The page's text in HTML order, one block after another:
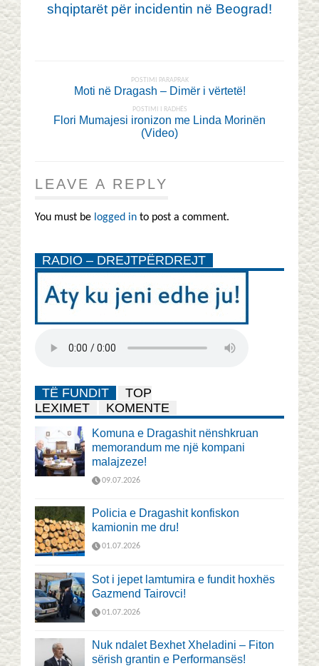
shqiptarët për incidentin në Beograd!
POSTIMI PARAPRAK
Moti në Dragash – Dimër i vërtetë!
POSTIMI I RADHËS
Flori Mumajesi ironizon me Linda Morinën
(Video)
LEAVE A REPLY
You must be logged in to post a comment.
RADIO – DREJTPËRDREJT
TË FUNDIT
TOP
LEXIMET
KOMENTE
Komuna e Dragashit nënshkruan
memorandum me një kompani
malajzeze!
09.07.2026
Policia e Dragashit konfiskon
kamionin me dru!
01.07.2026
Sot i jepet lamtumira e fundit hoxhës
Gazmend Tairovci!
01.07.2026
Nuk ndalet Bexhet Xheladini – Fiton
sërish grantin e Performansës!